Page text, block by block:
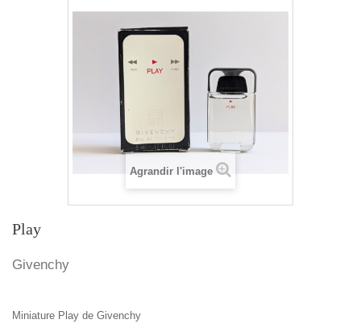
Agrandir l'image
Play
Givenchy
Miniature Play de Givenchy